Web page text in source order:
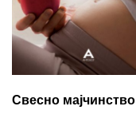
Свесно мајчинство